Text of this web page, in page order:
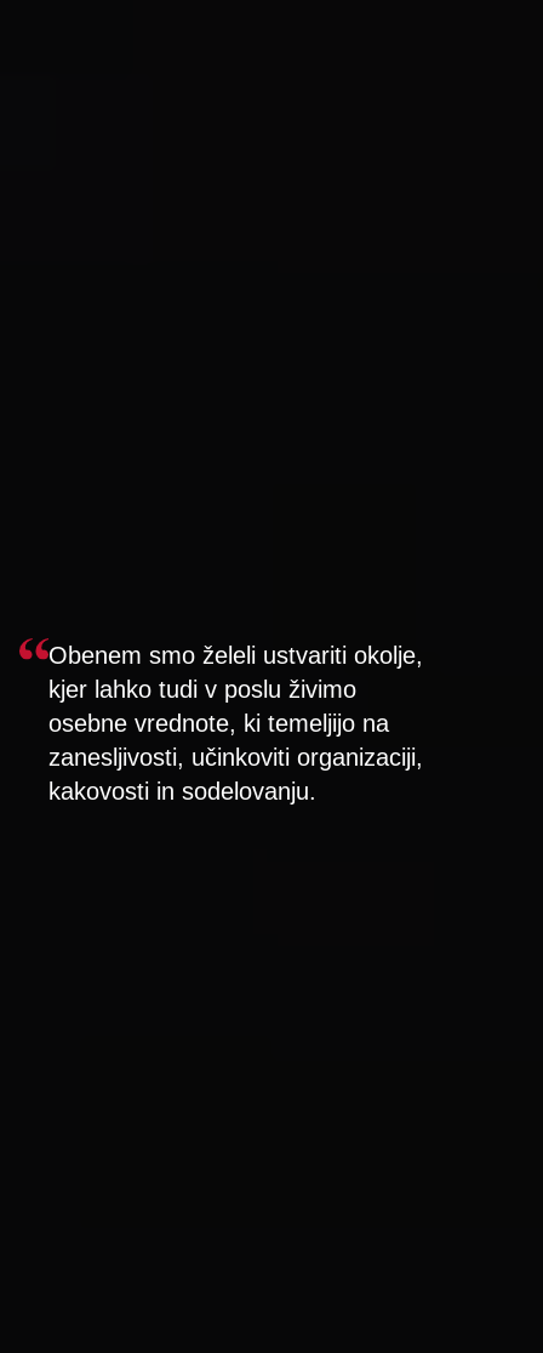
Obenem smo želeli ustvariti okolje,
kjer lahko tudi v poslu živimo
osebne vrednote, ki temeljijo na
zanesljivosti, učinkoviti organizaciji,
kakovosti in sodelovanju.